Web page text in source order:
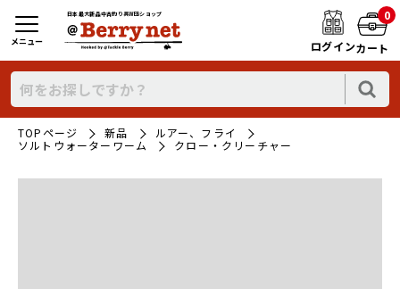
日本最大新品中古釣り具WEBショップ
ログイン
0
カート
メニュー
TOPページ 新品
ルアー、フライ
ソルトウォーターワーム
クロー・クリーチャー